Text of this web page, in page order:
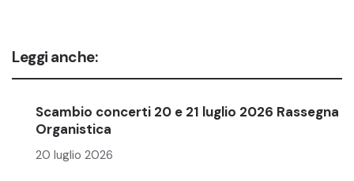
Leggi anche:
Scambio concerti 20 e 21 luglio 2026 Rassegna
Organistica
20 luglio 2026